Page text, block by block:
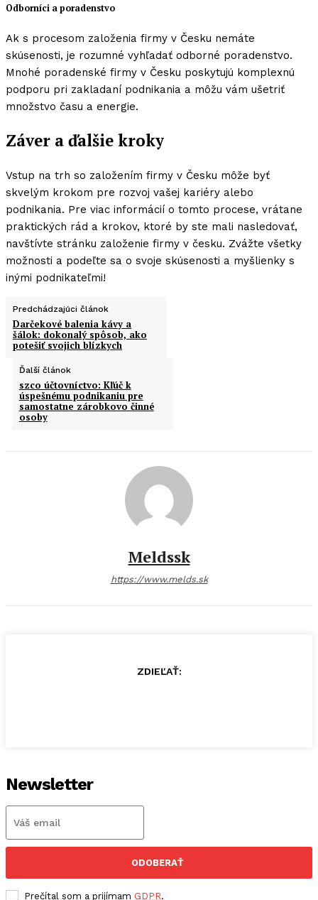
Odborníci a poradenstvo
Ak s procesom založenia firmy v Česku nemáte
skúsenosti, je rozumné vyhľadať odborné poradenstvo.
Mnohé poradenské firmy v Česku poskytujú komplexnú
podporu pri zakladaní podnikania a môžu vám ušetriť
množstvo času a energie.
Záver a ďalšie kroky
Vstup na trh so založením firmy v Česku môže byť
skvelým krokom pre rozvoj vašej kariéry alebo
podnikania. Pre viac informácií o tomto procese, vrátane
praktických rád a krokov, ktoré by ste mali nasledovať,
navštívte stránku založenie firmy v česku. Zvážte všetky
možnosti a podeľte sa o svoje skúsenosti a myšlienky s
inými podnikateľmi!
Predchádzajúci článok
Darčekové balenia kávy a
šálok: dokonalý spôsob, ako
potešiť svojich blízkych
Ďalší článok
szco účtovníctvo: Kľúč k
úspešnému podnikaniu pre
samostatne zárobkovo činné
osoby
Meldssk
https://www.melds.sk
ZDIEĽAŤ:
Newsletter
ODOBERAŤ
Prečítal som a prijímam GDPR.